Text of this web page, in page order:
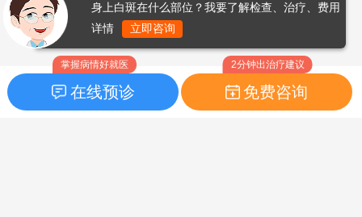
掌握病情好就医
在线预诊
2分钟出治疗建议
免费咨询
身上白斑在什么部位？我要了解检查、治疗、费用
详情
立即咨询